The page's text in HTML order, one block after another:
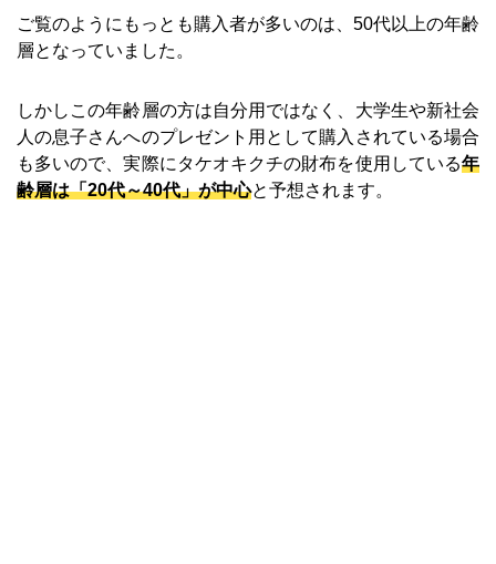
ご覧のようにもっとも購入者が多いのは、50代以上の年齢
層となっていました。
しかしこの年齢層の方は自分用ではなく、大学生や新社会
人の息子さんへのプレゼント用として購入されている場合
も多いので、実際にタケオキクチの財布を使用している年
齢層は「20代～40代」が中心と予想されます。